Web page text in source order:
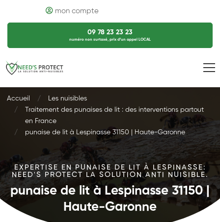
mon compte
09 78 23 23 23
numéro non surtaxé, prix d’un appel LOCAL
Accueil
Les nuisibles
Traitement des punaises de lit : des interventions partout
en France
punaise de lit à Lespinasse 31150 | Haute-Garonne
EXPERTISE EN PUNAISE DE LIT À LESPINASSE:
NEED'S PROTECT LA SOLUTION ANTI NUISIBLE.
punaise de lit à Lespinasse 31150 |
Haute-Garonne